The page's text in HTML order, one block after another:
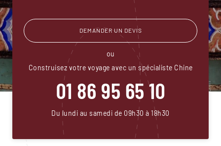
DEMANDER UN DEVIS
ou
Construisez votre voyage avec un spécialiste Chine
01 86 95 65 10
Du lundi au samedi de 09h30 à 18h30